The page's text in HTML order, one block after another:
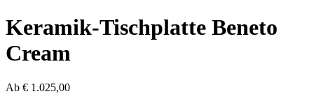
Keramik-Tischplatte Beneto
Cream
Ab € 1.025,00